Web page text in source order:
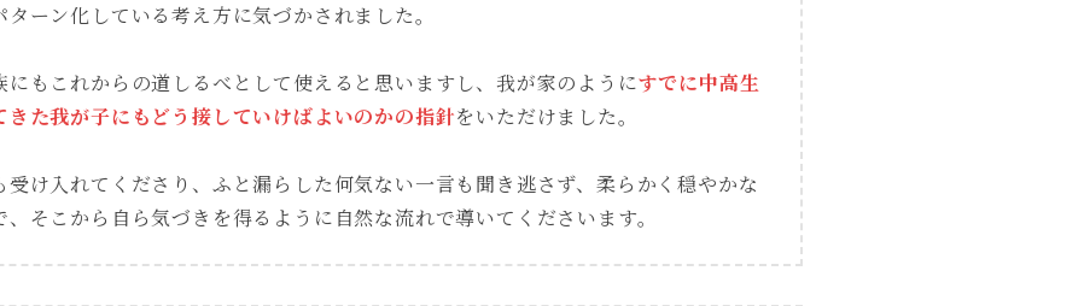
ーン化している考え方に気づかされました。
もこれからの道しるべとして使えると思いますし、我が家のようにすでに中高生
た我が子にもどう接していけばよいのかの指針をいただけました。
け入れてくださり、ふと漏らした何気ない一言も聞き逃さず、柔らかく穏やかな
そこから自ら気づきを得るように自然な流れで導いてくださいます。